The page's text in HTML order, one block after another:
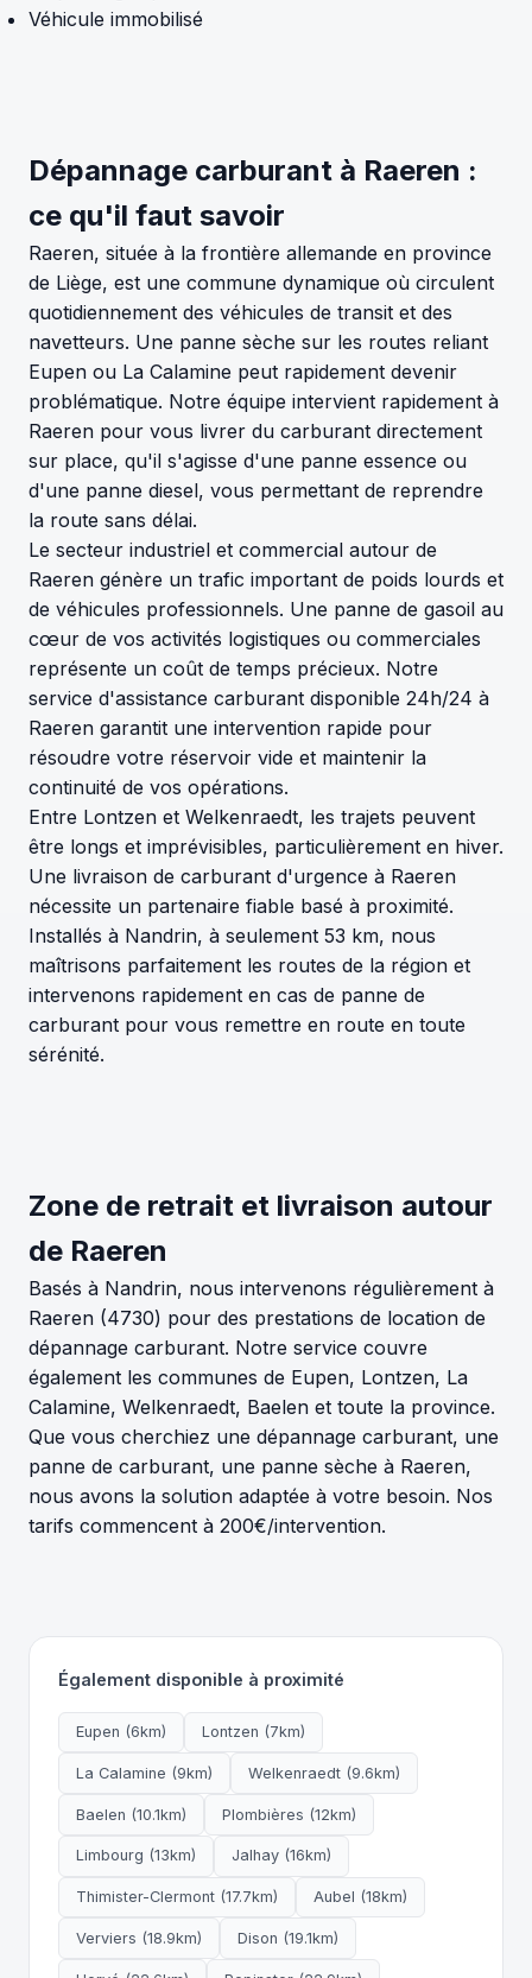
Véhicule immobilisé
Dépannage carburant à Raeren :
ce qu'il faut savoir
Raeren, située à la frontière allemande en province
de Liège, est une commune dynamique où circulent
quotidiennement des véhicules de transit et des
navetteurs. Une panne sèche sur les routes reliant
Eupen ou La Calamine peut rapidement devenir
problématique. Notre équipe intervient rapidement à
Raeren pour vous livrer du carburant directement
sur place, qu'il s'agisse d'une panne essence ou
d'une panne diesel, vous permettant de reprendre
la route sans délai.
Le secteur industriel et commercial autour de
Raeren génère un trafic important de poids lourds et
de véhicules professionnels. Une panne de gasoil au
cœur de vos activités logistiques ou commerciales
représente un coût de temps précieux. Notre
service d'assistance carburant disponible 24h/24 à
Raeren garantit une intervention rapide pour
résoudre votre réservoir vide et maintenir la
continuité de vos opérations.
Entre Lontzen et Welkenraedt, les trajets peuvent
être longs et imprévisibles, particulièrement en hiver.
Une livraison de carburant d'urgence à Raeren
nécessite un partenaire fiable basé à proximité.
Installés à Nandrin, à seulement 53 km, nous
maîtrisons parfaitement les routes de la région et
intervenons rapidement en cas de panne de
carburant pour vous remettre en route en toute
sérénité.
Zone de retrait et livraison autour
de Raeren
Basés à Nandrin, nous intervenons régulièrement à
Raeren (4730) pour des prestations de location de
dépannage carburant. Notre service couvre
également les communes de Eupen, Lontzen, La
Calamine, Welkenraedt, Baelen et toute la province.
Que vous cherchiez une dépannage carburant, une
panne de carburant, une panne sèche à Raeren,
nous avons la solution adaptée à votre besoin. Nos
tarifs commencent à 200€/intervention.
Également disponible à proximité
Eupen (6km) Lontzen (7km)
La Calamine (9km) Welkenraedt (9.6km)
Baelen (10.1km) Plombières (12km)
Limbourg (13km) Jalhay (16km)
Thimister-Clermont (17.7km) Aubel (18km)
Verviers (18.9km) Dison (19.1km)